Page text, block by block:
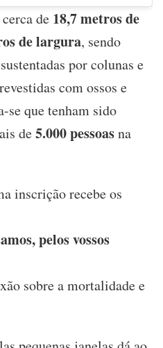
de 18,7 metros de
de largura, sendo
por colunas e
com ossos e
se que tenham sido
de5.000 pessoasna
inscrição recebe os
pelos vossos
sobre a mortalidade e